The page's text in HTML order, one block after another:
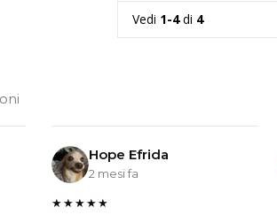
Vedi 1-4di 4
Hope Efrida
2 mesi fa
★★★★★